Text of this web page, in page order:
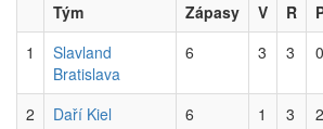
Tým Zápasy V R
1
Slavland
Bratislava
6 3 3 0
2 Daří Kiel 6 1 3 2